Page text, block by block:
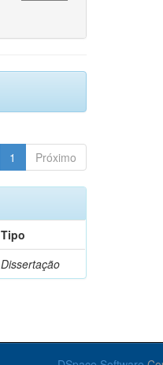
1 Próximo
Tipo
Dissertação